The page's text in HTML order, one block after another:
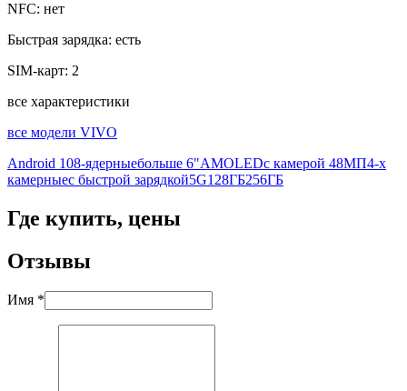
NFC: нет
Быстрая зарядка: есть
SIM-карт: 2
все характеристики
все модели VIVO
Android 108-ядерныебольше 6"AMOLEDс камерой 48МП4-х
камерныес быстрой зарядкой5G128ГБ256ГБ
Где купить, цены
Отзывы
Имя *